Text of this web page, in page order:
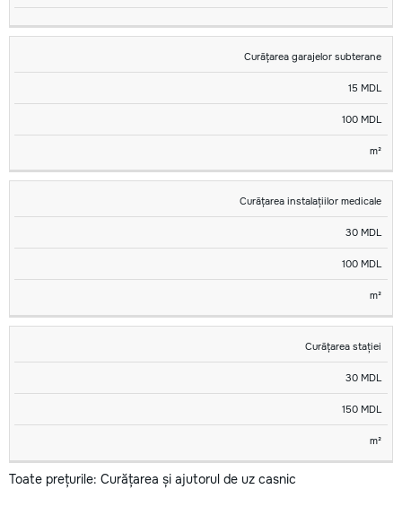
Curățarea garajelor subterane
15 MDL
100 MDL
m²
Curățarea instalațiilor medicale
30 MDL
100 MDL
m²
Curățarea stației
30 MDL
150 MDL
m²
Toate prețurile: Curățarea și ajutorul de uz casnic